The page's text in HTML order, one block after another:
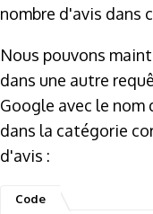
nombre d'avis dans
Nous pouvons
dans une autre
Google avec le
dans la catégorie
d'avis :